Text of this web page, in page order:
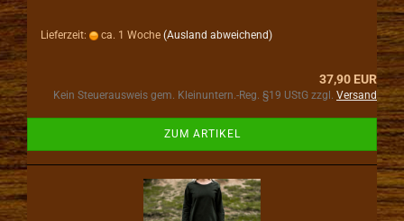
Lieferzeit: ca. 1 Woche (Ausland abweichend)
37,90 EUR
Kein Steuerausweis gem. Kleinuntern.-Reg. §19 UStG zzgl. Versand
ZUM ARTIKEL